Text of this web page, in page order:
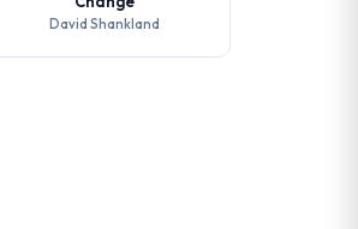
David Shankland